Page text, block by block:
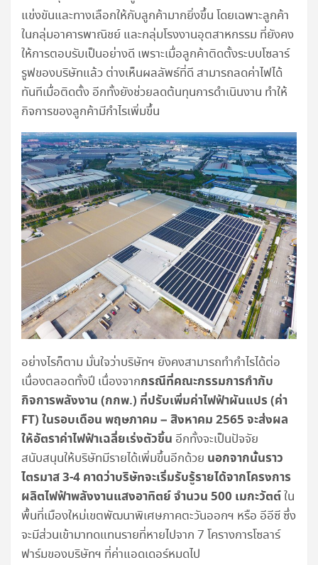
แข่งขันและทางเลือกให้กับลูกค้ามากยิ่งขึ้น โดยเฉพาะลูกค้า
ในกลุ่มอาคารพาณิชย์ และกลุ่มโรงงานอุตสาหกรรม ที่ยังคง
ให้การตอบรับเป็นอย่างดี เพราะเมื่อลูกค้าติดตั้งระบบโซลาร์
รูฟของบริษัทแล้ว ต่างเห็นผลลัพธ์ที่ดี สามารถลดค่าไฟได้
ทันทีเมื่อติดตั้ง อีกทั้งยังช่วยลดต้นทุนการดำเนินงาน ทำให้
กิจการของลูกค้ามีกำไรเพิ่มขึ้น
อย่างไรก็ตาม มั่นใจว่าบริษัทฯ ยังคงสามารถทำกำไรได้ต่อ
เนื่องตลอดทั้งปี เนื่องจากกรณีที่คณะกรรมการกำกับ
กิจการพลังงาน (กกพ.) ที่ปรับเพิ่มค่าไฟฟ้าผันแปร (ค่า
FT)ในรอบเดือน พฤษภาคม – สิงหาคม 2565 จะส่งผล
ให้อัตราค่าไฟฟ้าเฉลี่ยเร่งตัวขึ้น อีกทั้งจะเป็นปัจจัย
สนับสนุนให้บริษัทมีรายได้เพิ่มขึ้นอีกด้วย นอกจากนั้นราว
ไตรมาส 3-4 คาดว่าบริษัทจะเริ่มรับรู้รายได้จากโครงการ
ผลิตไฟฟ้าพลังงานแสงอาทิตย์ จำนวน 500 เมกะวัตต์ใน
พื้นที่เมืองใหม่เขตพัฒนาพิเศษภาคตะวันออกฯ หรือ อีอีซี ซึ่ง
จะมีส่วนเข้ามาทดแทนรายที่หายไปจาก 7 โครางการโซลาร์
ฟาร์มของบริษัทฯ ที่ค่าแอดเดอร์หมดไป